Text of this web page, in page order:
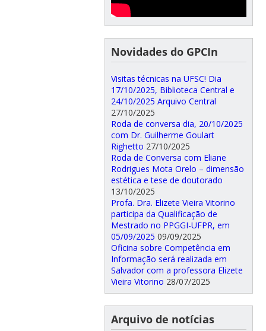
Novidades do GPCIn
Visitas técnicas na UFSC! Dia
17/10/2025, Biblioteca Central e
24/10/2025 Arquivo Central
27/10/2025
Roda de conversa dia, 20/10/2025
com Dr. Guilherme Goulart
Righetto 27/10/2025
Roda de Conversa com Eliane
Rodrigues Mota Orelo – dimensão
estética e tese de doutorado
13/10/2025
Profa. Dra. Elizete Vieira Vitorino
participa da Qualificação de
Mestrado no PPGGI-UFPR, em
05/09/2025 09/09/2025
Oficina sobre Competência em
Informação será realizada em
Salvador com a professora Elizete
Vieira Vitorino 28/07/2025
Arquivo de notícias